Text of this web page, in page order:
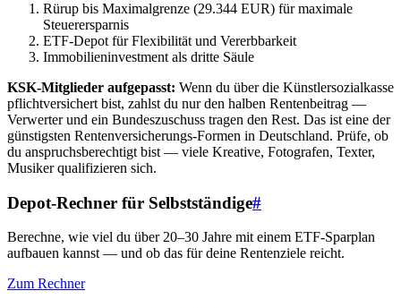
Rürup bis Maximalgrenze (29.344 EUR) für maximale
Steuerersparnis
ETF-Depot für Flexibilität und Vererbbarkeit
Immobilieninvestment als dritte Säule
KSK-Mitglieder aufgepasst: Wenn du über die Künstlersozialkasse
pflichtversichert bist, zahlst du nur den halben Rentenbeitrag —
Verwerter und ein Bundeszuschuss tragen den Rest. Das ist eine der
günstigsten Rentenversicherungs-Formen in Deutschland. Prüfe, ob
du anspruchsberechtigt bist — viele Kreative, Fotografen, Texter,
Musiker qualifizieren sich.
Depot-Rechner für Selbstständige#
Berechne, wie viel du über 20–30 Jahre mit einem ETF-Sparplan
aufbauen kannst — und ob das für deine Rentenziele reicht.
Zum Rechner